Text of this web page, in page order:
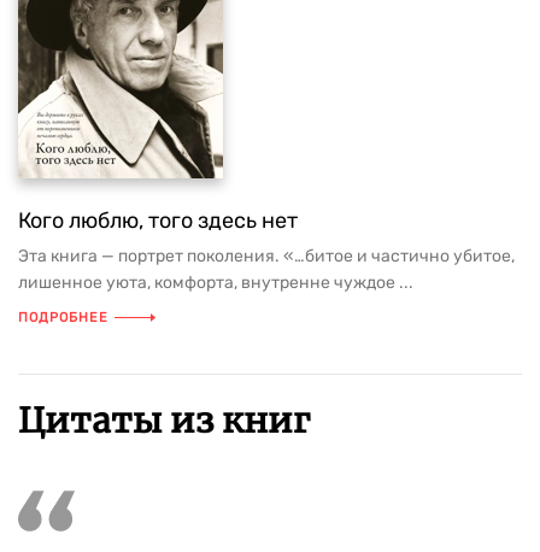
Кого люблю, того здесь нет
Эта книга — портрет поколения. «…битое и частично убитое,
лишенное уюта, комфорта, внутренне чуждое ...
ПОДРОБНЕЕ
Цитаты из книг